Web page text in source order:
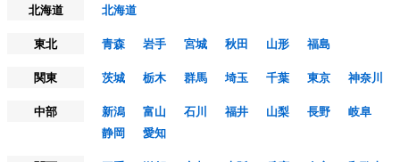
北海道
北海道
東北
青森 岩手 宮城 秋田 山形
福島
関東
茨城 栃木 群馬 埼玉 千葉 東京
神奈川
中部
新潟 富山 石川 福井 山梨 長野
岐阜
静岡
愛知